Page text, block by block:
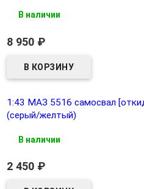
В наличии
8 950 ₽
1:43 МАЗ 5516 самосвал
(серый/желтый)
В наличии
2 450 ₽